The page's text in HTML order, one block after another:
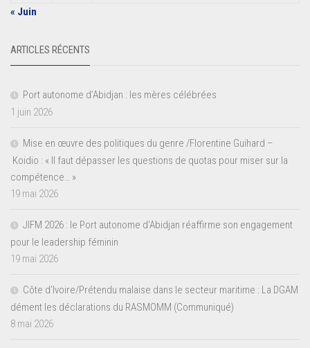
« Juin
ARTICLES RÉCENTS
Port autonome d’Abidjan : les mères célébrées
1 juin 2026
Mise en œuvre des politiques du genre /Florentine Guihard –
Koidio : « Il faut dépasser les questions de quotas pour miser sur la
compétence… »
19 mai 2026
JIFM 2026 : le Port autonome d’Abidjan réaffirme son engagement
pour le leadership féminin
19 mai 2026
Côte d’Ivoire/Prétendu malaise dans le secteur maritime : La DGAM
dément les déclarations du RASMOMM (Communiqué)
8 mai 2026